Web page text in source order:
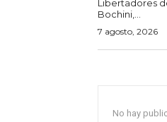
Libertadores
Bochini,...
7 agosto, 2026
No hay